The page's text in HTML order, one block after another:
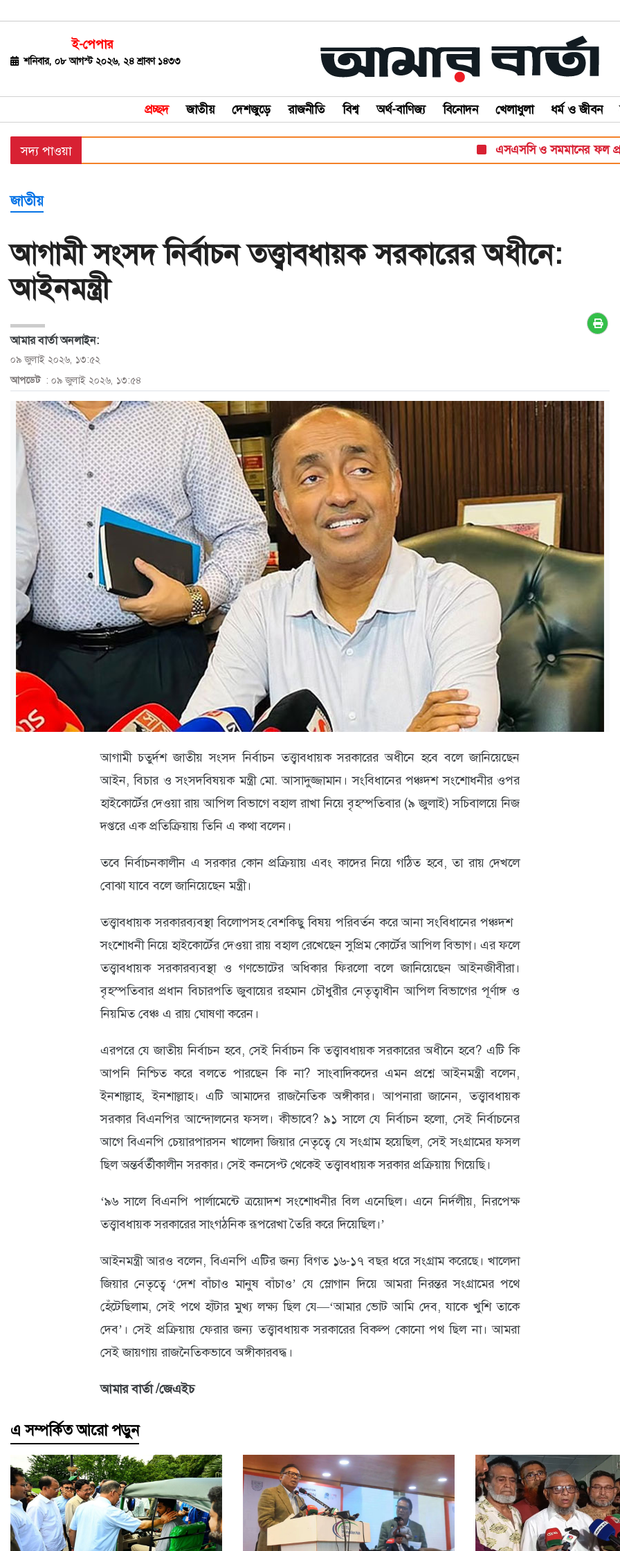
ই-পেপার
শনিবার, ০৮ আগস্ট ২০২৬, ২৪ শ্রাবণ ১৪৩৩
প্রচ্ছদ জাতীয় দেশজুড়ে রাজনীতি বিশ্ব অর্থ-বাণিজ্য বিনোদন খেলাধুলা ধর্ম ও জীবন
জাতীয়
রাজনীতি
বিশ্ব
বাণিজ্য
বিনোদন
খেলাধুলা
ধর্ম
ও
জীবন
মতামত
শিক্ষা
রাজধানী
আইন-
আদালত
ক্যাম্পাস
আজকের
পত্রিকা
ক্যারিয়ার
লাইফস্টাইল
বিশেষ
সদ্য পাওয়া এসএসসি ও সমমানের ফল প্রকাশ
জাতীয়
আগামী সংসদ নির্বাচন তত্ত্বাবধায়ক সরকারের অধীনে:
আইনমন্ত্রী
আমার বার্তা অনলাইন:
০৯ জুলাই ২০২৬, ১৩:৫২
আপডেট : ০৯ জুলাই ২০২৬, ১৩:৫৪
আগামী চতুর্দশ জাতীয় সংসদ নির্বাচন তত্ত্বাবধায়ক সরকারের অধীনে হবে বলে জানিয়েছেন
আইন, বিচার ও সংসদবিষয়ক মন্ত্রী মো. আসাদুজ্জামান। সংবিধানের পঞ্চদশ সংশোধনীর ওপর
হাইকোর্টের দেওয়া রায় আপিল বিভাগে বহাল রাখা নিয়ে বৃহস্পতিবার (৯ জুলাই) সচিবালয়ে নিজ
দপ্তরে এক প্রতিক্রিয়ায় তিনি এ কথা বলেন।
তবে নির্বাচনকালীন এ সরকার কোন প্রক্রিয়ায় এবং কাদের নিয়ে গঠিত হবে, তা রায় দেখলে
বোঝা যাবে বলে জানিয়েছেন মন্ত্রী।
তত্ত্বাবধায়ক সরকারব্যবস্থা বিলোপসহ বেশকিছু বিষয় পরিবর্তন করে আনা সংবিধানের পঞ্চদশ
সংশোধনী নিয়ে হাইকোর্টের দেওয়া রায় বহাল রেখেছেন সুপ্রিম কোর্টের আপিল বিভাগ। এর ফলে
তত্ত্বাবধায়ক সরকারব্যবস্থা ও গণভোটের অধিকার ফিরলো বলে জানিয়েছেন আইনজীবীরা।
বৃহস্পতিবার প্রধান বিচারপতি জুবায়ের রহমান চৌধুরীর নেতৃত্বাধীন আপিল বিভাগের পূর্ণাঙ্গ ও
নিয়মিত বেঞ্চ এ রায় ঘোষণা করেন।
এরপরে যে জাতীয় নির্বাচন হবে, সেই নির্বাচন কি তত্ত্বাবধায়ক সরকারের অধীনে হবে? এটি কি
আপনি নিশ্চিত করে বলতে পারছেন কি না? সাংবাদিকদের এমন প্রশ্নে আইনমন্ত্রী বলেন,
ইনশাল্লাহ, ইনশাল্লাহ। এটি আমাদের রাজনৈতিক অঙ্গীকার। আপনারা জানেন, তত্ত্বাবধায়ক
সরকার বিএনপির আন্দোলনের ফসল। কীভাবে? ৯১ সালে যে নির্বাচন হলো, সেই নির্বাচনের
আগে বিএনপি চেয়ারপারসন খালেদা জিয়ার নেতৃত্বে যে সংগ্রাম হয়েছিল, সেই সংগ্রামের ফসল
ছিল অন্তর্বর্তীকালীন সরকার। সেই কনসেপ্ট থেকেই তত্ত্বাবধায়ক সরকার প্রক্রিয়ায় গিয়েছি।
‘৯৬ সালে বিএনপি পার্লামেন্টে ত্রয়োদশ সংশোধনীর বিল এনেছিল। এনে নির্দলীয়, নিরপেক্ষ
তত্ত্বাবধায়ক সরকারের সাংগঠনিক রূপরেখা তৈরি করে দিয়েছিল।’
আইনমন্ত্রী আরও বলেন, বিএনপি এটির জন্য বিগত ১৬-১৭ বছর ধরে সংগ্রাম করেছে। খালেদা
জিয়ার নেতৃত্বে ‘দেশ বাঁচাও মানুষ বাঁচাও’ যে স্লোগান দিয়ে আমরা নিরন্তর সংগ্রামের পথে
হেঁটেছিলাম, সেই পথে হাঁটার মুখ্য লক্ষ্য ছিল যে—‘আমার ভোট আমি দেব, যাকে খুশি তাকে
দেব’। সেই প্রক্রিয়ায় ফেরার জন্য তত্ত্বাবধায়ক সরকারের বিকল্প কোনো পথ ছিল না। আমরা
সেই জায়গায় রাজনৈতিকভাবে অঙ্গীকারবদ্ধ।
আমার বার্তা /জেএইচ
এ সম্পর্কিত আরো পড়ুন